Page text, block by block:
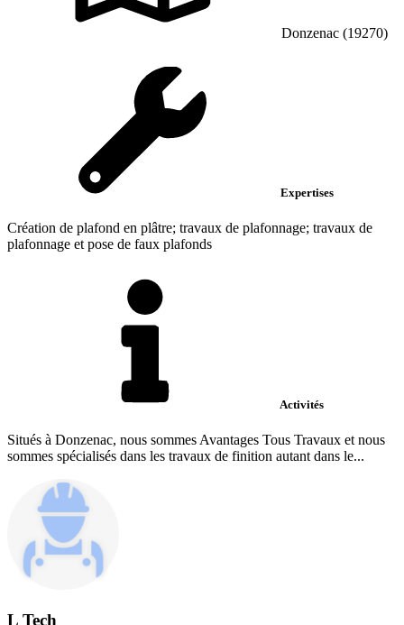
Donzenac (19270)
Expertises
Création de plafond en plâtre; travaux de plafonnage; travaux de
plafonnage et pose de faux plafonds
Activités
Situés à Donzenac, nous sommes Avantages Tous Travaux et nous
sommes spécialisés dans les travaux de finition autant dans le...
L Tech